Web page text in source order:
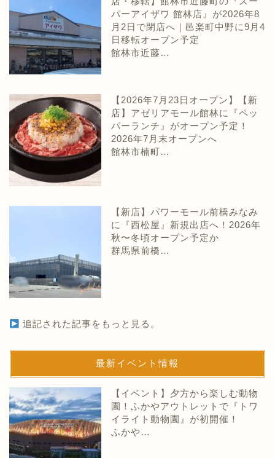
パーアイザワ 館林店』が2026年8
月2日で閉店へ｜邑楽町中野に9月4
日移転オープン予定
館林市近藤…
【2026年7月23日オープン】【新
店】アゼリアモール館林に『ペッ
パーランチ』がオープン予定！
2026年7月末オープンへ
館林市楠町…
【新店】パワーモール前橋みなみ
に『西松屋』新規出店へ！2026年
秋〜冬頃オープン予定か
群馬県前橋…
追記された記事をもっと見る。
最新イベント情報
【イベント】夕方から楽しむ動物
園！ふかやアウトレットで『トワ
イライト動物園』が初開催！
ふかや…